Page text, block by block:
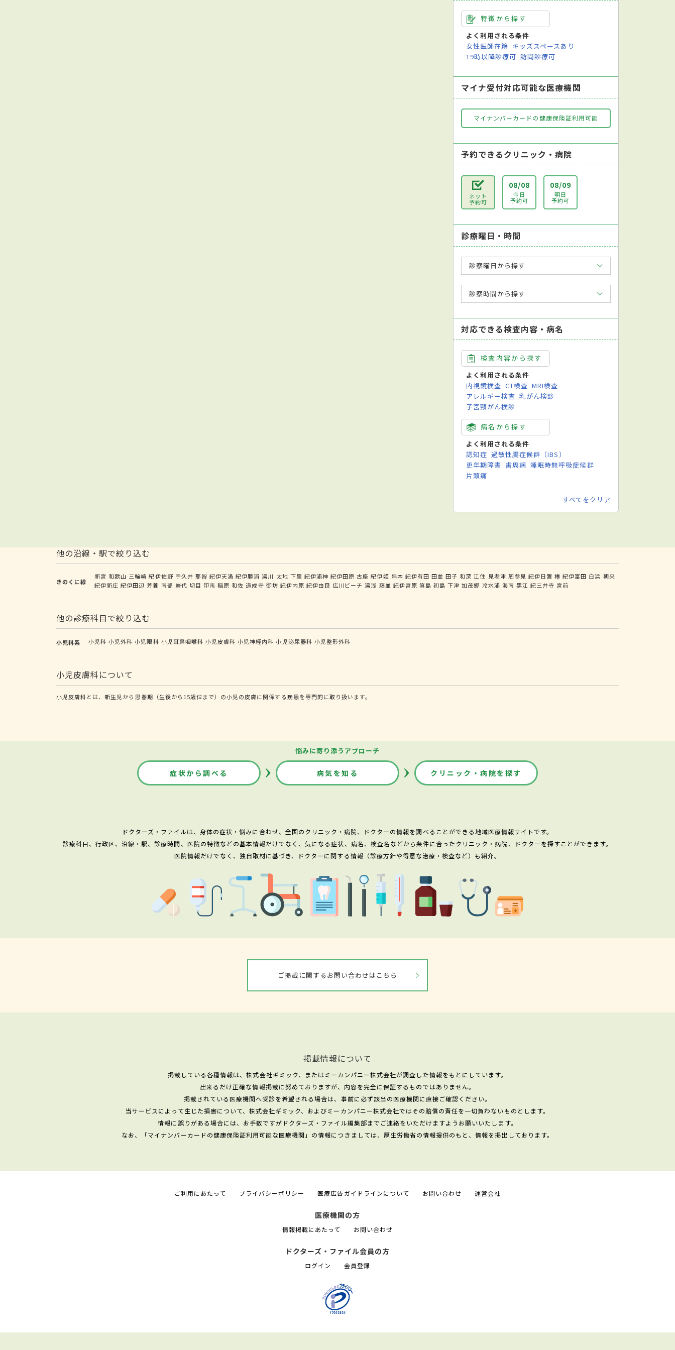
特徴から探す
よく利用される条件
女性医師在籍 キッズスペースあり
19時以降診療可 訪問診療可
マイナ受付対応可能な医療機関
マイナンバーカードの健康保険証利用可能
予約できるクリニック・病院
ネット
予約可
08/08
今日
予約可
08/09
明日
予約可
診療曜日・時間
診察曜日から探す
診察時間から探す
対応できる検査内容・病名
検査内容から探す
よく利用される条件
内視鏡検査 CT検査 MRI検査
アレルギー検査 乳がん検診
子宮頸がん検診
病名から探す
よく利用される条件
認知症 過敏性腸症候群（IBS）
更年期障害 歯周病 睡眠時無呼吸症候群
片頭痛
すべてをクリア
他の沿線・駅で絞り込む
きのくに線
新宮 和歌山 三輪崎 紀伊佐野 宇久井 那智 紀伊天満 紀伊勝浦 湯川 太地 下里 紀伊浦神 紀伊田原 古座 紀伊姫 串本 紀伊有田 田並 田子 和深 江住 見老津 周参見 紀伊日置 椿 紀伊富田 白浜 朝来
紀伊新庄 紀伊田辺 芳養 南部 岩代 切目 印南 稲原 和佐 道成寺 御坊 紀伊内原 紀伊由良 広川ビーチ 湯浅 藤並 紀伊宮原 箕島 初島 下津 加茂郷 冷水浦 海南 黒江 紀三井寺 宮前
他の診療科目で絞り込む
小児科系 小児科 小児外科 小児眼科 小児耳鼻咽喉科 小児皮膚科 小児神経内科 小児泌尿器科 小児整形外科
小児皮膚科について
小児皮膚科とは、新生児から思春期（生後から15歳位まで）の小児の皮膚に関係する疾患を専門的に取り扱います。
悩みに寄り添うアプローチ
症状から調べる 病気を知る クリニック・病院を探す
ドクターズ・ファイルは、身体の症状・悩みに合わせ、全国のクリニック・病院、ドクターの情報を調べることができる地域医療情報サイトです。
診療科目、行政区、沿線・駅、診療時間、医院の特徴などの基本情報だけでなく、気になる症状、病名、検査名などから条件に合ったクリニック・病院、ドクターを探すことができます。
医院情報だけでなく、独自取材に基づき、ドクターに関する情報（診療方針や得意な治療・検査など）も紹介。
ご掲載に関するお問い合わせはこちら
掲載情報について
掲載している各種情報は、株式会社ギミック、またはミーカンパニー株式会社が調査した情報をもとにしています。
出来るだけ正確な情報掲載に努めておりますが、内容を完全に保証するものではありません。
掲載されている医療機関へ受診を希望される場合は、事前に必ず該当の医療機関に直接ご確認ください。
当サービスによって生じた損害について、株式会社ギミック、およびミーカンパニー株式会社ではその賠償の責任を一切負わないものとします。
情報に誤りがある場合には、お手数ですがドクターズ・ファイル編集部までご連絡をいただけますようお願いいたします。
なお、「マイナンバーカードの健康保険証利用可能な医療機関」の情報につきましては、厚生労働省の情報提供のもと、情報を掲出しております。
ご利用にあたって プライバシーポリシー 医療広告ガイドラインについて お問い合わせ 運営会社
医療機関の方
情報掲載にあたって お問い合わせ
ドクターズ・ファイル会員の方
ログイン 会員登録